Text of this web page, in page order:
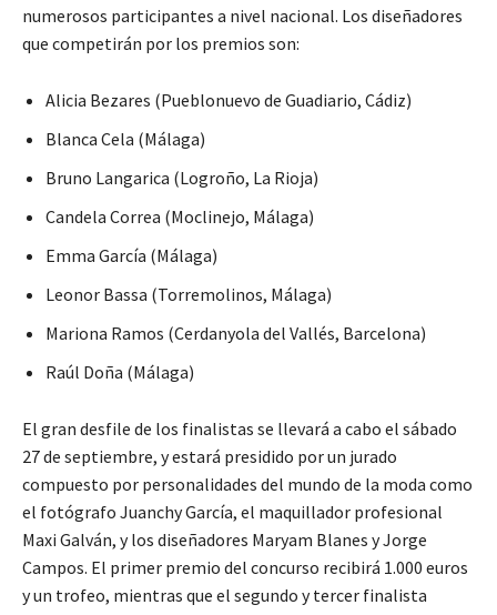
numerosos participantes a nivel nacional. Los diseñadores
que competirán por los premios son:
Alicia Bezares (Pueblonuevo de Guadiario, Cádiz)
Blanca Cela (Málaga)
Bruno Langarica (Logroño, La Rioja)
Candela Correa (Moclinejo, Málaga)
Emma García (Málaga)
Leonor Bassa (Torremolinos, Málaga)
Mariona Ramos (Cerdanyola del Vallés, Barcelona)
Raúl Doña (Málaga)
El gran desfile de los finalistas se llevará a cabo el sábado
27 de septiembre, y estará presidido por un jurado
compuesto por personalidades del mundo de la moda como
el fotógrafo Juanchy García, el maquillador profesional
Maxi Galván, y los diseñadores Maryam Blanes y Jorge
Campos. El primer premio del concurso recibirá 1.000 euros
y un trofeo, mientras que el segundo y tercer finalista